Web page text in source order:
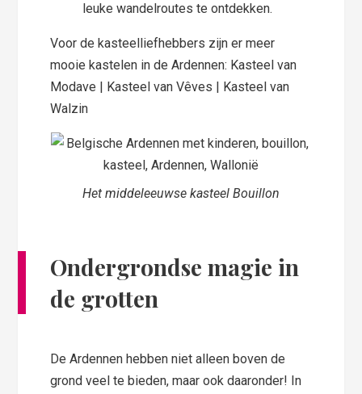
leuke wandelroutes te ontdekken.
Voor de kasteelliefhebbers zijn er meer
mooie kastelen in de Ardennen: Kasteel van
Modave | Kasteel van Vêves | Kasteel van
Walzin
Het middeleeuwse kasteel Bouillon
Ondergrondse magie in
de grotten
De Ardennen hebben niet alleen boven de
grond veel te bieden, maar ook daaronder! In